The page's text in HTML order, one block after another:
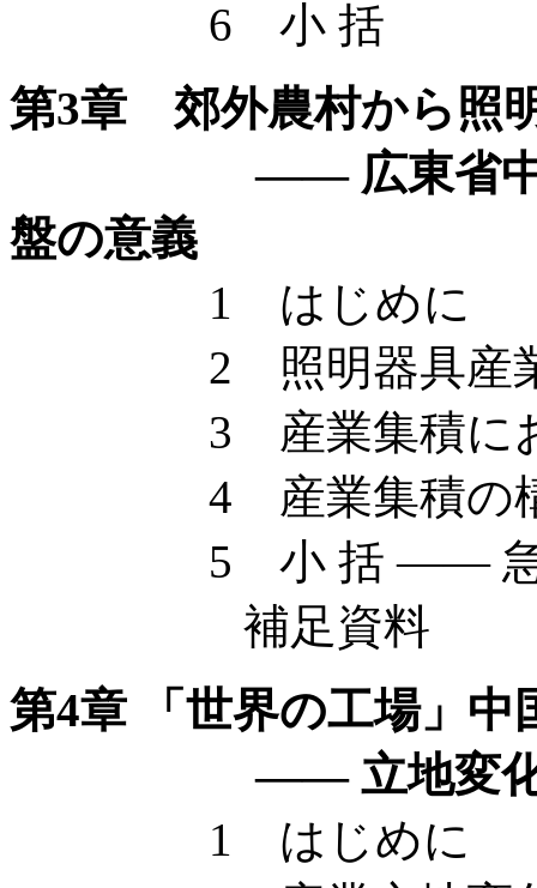
6 小 括
第3章 郊外農村から照
—— 広東省中山市
盤の意義
1 はじめに
2 照明器具産業集
3 産業集積にお
4 産業集積の構
5 小 括 —— 急速
補足資料
第4章 「世界の工場」中
—— 立地変化と
1 はじめに